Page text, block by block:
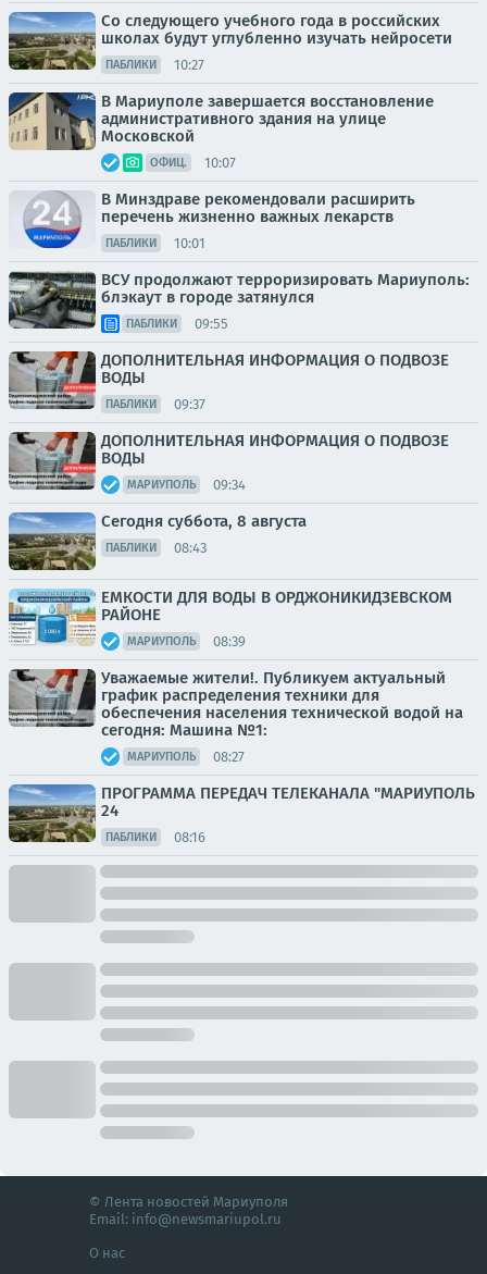
Со следующего учебного года в российских
школах будут углубленно изучать нейросети
ПАБЛИКИ 10:27
В Мариуполе завершается восстановление
административного здания на улице
Московской
ОФИЦ. 10:07
В Минздраве рекомендовали расширить
перечень жизненно важных лекарств
ПАБЛИКИ 10:01
ВСУ продолжают терроризировать Мариуполь:
блэкаут в городе затянулся
ПАБЛИКИ 09:55
ДОПОЛНИТЕЛЬНАЯ ИНФОРМАЦИЯ О ПОДВОЗЕ
ВОДЫ
ПАБЛИКИ 09:37
ДОПОЛНИТЕЛЬНАЯ ИНФОРМАЦИЯ О ПОДВОЗЕ
ВОДЫ
МАРИУПОЛЬ 09:34
Сегодня суббота, 8 августа
ПАБЛИКИ 08:43
ЕМКОСТИ ДЛЯ ВОДЫ В ОРДЖОНИКИДЗЕВСКОМ
РАЙОНЕ
МАРИУПОЛЬ 08:39
Уважаемые жители!. Публикуем актуальный
график распределения техники для
обеспечения населения технической водой на
сегодня: Машина №1:
МАРИУПОЛЬ 08:27
ПРОГРАММА ПЕРЕДАЧ ТЕЛЕКАНАЛА "МАРИУПОЛЬ
24
ПАБЛИКИ 08:16
© Лента новостей Мариуполя
Email: info@newsmariupol.ru
О нас